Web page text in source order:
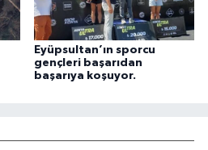
Eyüpsultan’ın sporcu
gençleri başarıdan
başarıya koşuyor.